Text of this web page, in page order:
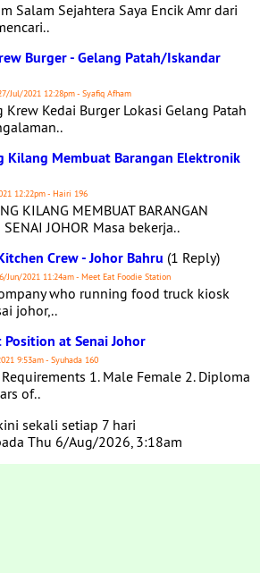
Salam Sejahtera Saya Encik Amr dari
Burger - Gelang Patah/Iskandar
Jul/2021 12:28pm - Syafiq Afham
Krew Kedai Burger Lokasi Gelang Patah
Kilang Membuat Barangan Elektronik
12:22pm - Hairi 196
KILANG MEMBUAT BARANGAN
SENAI JOHOR Masa bekerja..
Crew - Johor Bahru (1 Reply)
Jun/2021 11:24am - Meet Eat Foodie Station
who running food truck kiosk
johor,..
Position at Senai Johor
9:53am - Syuhada 160
1. Male Female 2. Diploma
of..
sekali setiap 7 hari
Thu 6/Aug/2026, 3:18am